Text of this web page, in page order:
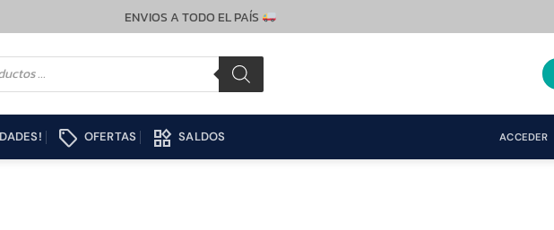
ENVIOS A TODO EL PAÍS
local_offer OFERTAS widgets SALDOS ACCEDER